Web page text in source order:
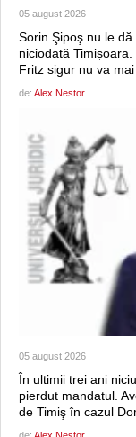
05 august 2026
Sorin Şipoş nu le
niciodată
Fritz sigur nu va
de: Alex Nestor
05 august 2026
În ultimii trei ani
pierdut mandatul.
de Timiş în cazul